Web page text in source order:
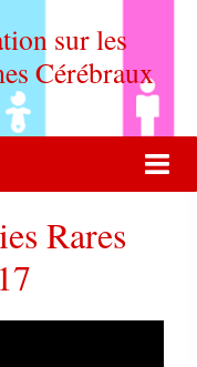
sur les
Cérébraux
Rares